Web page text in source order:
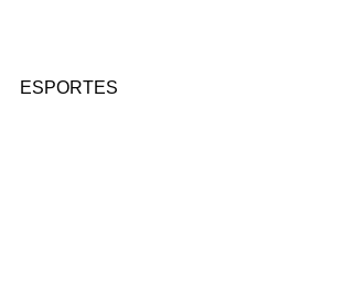
ESPORTES